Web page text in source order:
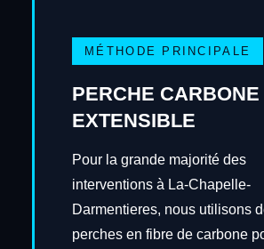
MÉTHODE PRINCIPALE
PERCHE CARBONE
EXTENSIBLE
Pour la grande majorité des
interventions à La-Chapelle-
Darmentieres, nous utilisons
perches en fibre de carbone